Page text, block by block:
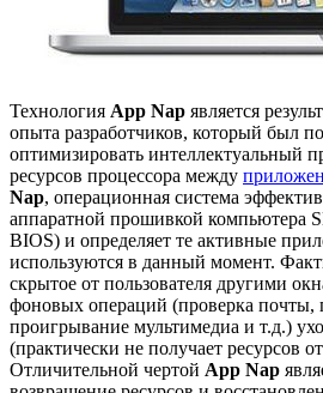
Технология App Nap является
опыта разработчиков, который был
оптимизировать интеллектуальный
ресурсов процессора между
Nap, операционная система
аппаратной прошивкой компьютера
BIOS) и определяет те активные
используются в данный момент.
скрытое от пользователя другими
фоновых операций (проверка почты,
проигрывание мультимедиа и т.д.)
(практически не получает ресурсов
Отличительной чертой App Nap